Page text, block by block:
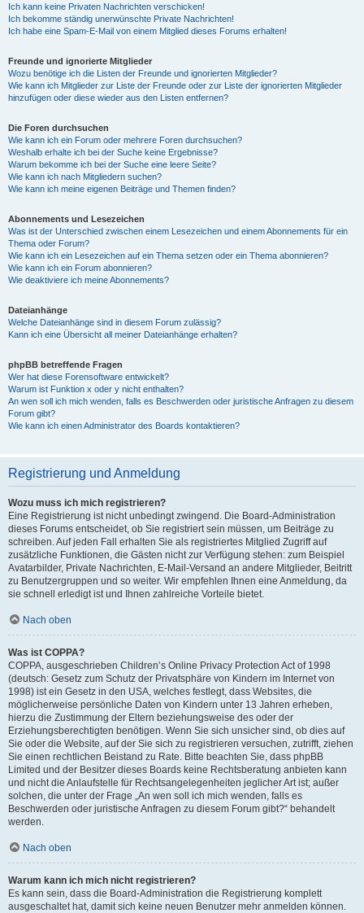
Ich kann keine Privaten Nachrichten verschicken!
Ich bekomme ständig unerwünschte Private Nachrichten!
Ich habe eine Spam-E-Mail von einem Mitglied dieses Forums erhalten!
Freunde und ignorierte Mitglieder
Wozu benötige ich die Listen der Freunde und ignorierten Mitglieder?
Wie kann ich Mitglieder zur Liste der Freunde oder zur Liste der ignorierten Mitglieder
hinzufügen oder diese wieder aus den Listen entfernen?
Die Foren durchsuchen
Wie kann ich ein Forum oder mehrere Foren durchsuchen?
Weshalb erhalte ich bei der Suche keine Ergebnisse?
Warum bekomme ich bei der Suche eine leere Seite?
Wie kann ich nach Mitgliedern suchen?
Wie kann ich meine eigenen Beiträge und Themen finden?
Abonnements und Lesezeichen
Was ist der Unterschied zwischen einem Lesezeichen und einem Abonnements für ein
Thema oder Forum?
Wie kann ich ein Lesezeichen auf ein Thema setzen oder ein Thema abonnieren?
Wie kann ich ein Forum abonnieren?
Wie deaktiviere ich meine Abonnements?
Dateianhänge
Welche Dateianhänge sind in diesem Forum zulässig?
Kann ich eine Übersicht all meiner Dateianhänge erhalten?
phpBB betreffende Fragen
Wer hat diese Forensoftware entwickelt?
Warum ist Funktion x oder y nicht enthalten?
An wen soll ich mich wenden, falls es Beschwerden oder juristische Anfragen zu diesem
Forum gibt?
Wie kann ich einen Administrator des Boards kontaktieren?
Registrierung und Anmeldung
Wozu muss ich mich registrieren?
Eine Registrierung ist nicht unbedingt zwingend. Die Board-Administration
dieses Forums entscheidet, ob Sie registriert sein müssen, um Beiträge zu
schreiben. Auf jeden Fall erhalten Sie als registriertes Mitglied Zugriff auf
zusätzliche Funktionen, die Gästen nicht zur Verfügung stehen: zum Beispiel
Avatarbilder, Private Nachrichten, E-Mail-Versand an andere Mitglieder, Beitritt
zu Benutzergruppen und so weiter. Wir empfehlen Ihnen eine Anmeldung, da
sie schnell erledigt ist und Ihnen zahlreiche Vorteile bietet.
Nach oben
Was ist COPPA?
COPPA, ausgeschrieben Children’s Online Privacy Protection Act of 1998
(deutsch: Gesetz zum Schutz der Privatsphäre von Kindern im Internet von
1998) ist ein Gesetz in den USA, welches festlegt, dass Websites, die
möglicherweise persönliche Daten von Kindern unter 13 Jahren erheben,
hierzu die Zustimmung der Eltern beziehungsweise des oder der
Erziehungsberechtigten benötigen. Wenn Sie sich unsicher sind, ob dies auf
Sie oder die Website, auf der Sie sich zu registrieren versuchen, zutrifft, ziehen
Sie einen rechtlichen Beistand zu Rate. Bitte beachten Sie, dass phpBB
Limited und der Besitzer dieses Boards keine Rechtsberatung anbieten kann
und nicht die Anlaufstelle für Rechtsangelegenheiten jeglicher Art ist; außer
solchen, die unter der Frage „An wen soll ich mich wenden, falls es
Beschwerden oder juristische Anfragen zu diesem Forum gibt?“ behandelt
werden.
Nach oben
Warum kann ich mich nicht registrieren?
Es kann sein, dass die Board-Administration die Registrierung komplett
ausgeschaltet hat, damit sich keine neuen Benutzer mehr anmelden können.